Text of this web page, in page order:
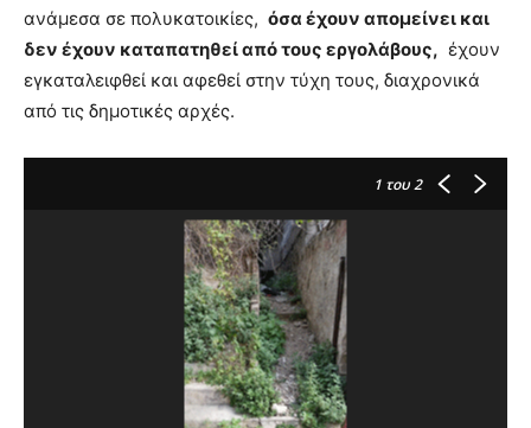
ανάμεσα σε πολυκατοικίες, όσα έχουν απομείνει και
δεν έχουν καταπατηθεί από τους εργολάβους, έχουν
εγκαταλειφθεί και αφεθεί στην τύχη τους, διαχρονικά
από τις δημοτικές αρχές.
1 του 2